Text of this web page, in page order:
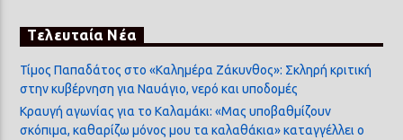
Τελευταία Νέα
Τίμος Παπαδάτος στο «Καλημέρα Ζάκυνθος»: Σκληρή κριτική
στην κυβέρνηση για Ναυάγιο, νερό και υποδομές
Κραυγή αγωνίας για το Καλαμάκι: «Μας υποβαθμίζουν
σκόπιμα, καθαρίζω μόνος μου τα καλαθάκια» καταγγέλλει ο